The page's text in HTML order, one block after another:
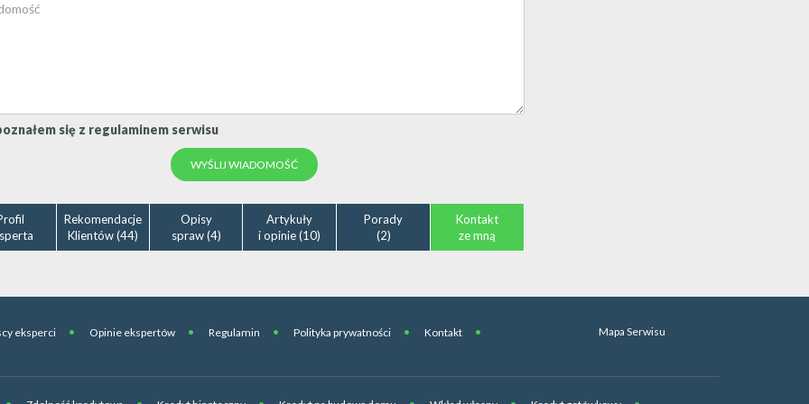
się z regulaminem serwisu
Rekomendacje
Klientów (44)
Opisy
spraw (4)
Artykuły
i opinie (10)
Porady
(2)
Kontakt
ze mną
eksperci Opinie ekspertów Regulamin Polityka prywatności Kontakt Mapa Serwisu